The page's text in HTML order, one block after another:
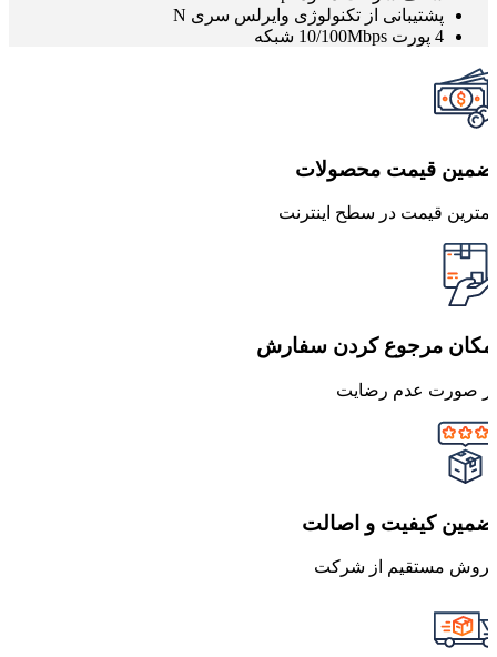
پشتیبانی از تکنولوژی وایرلس سری N
4 پورت 10/100Mbps شبکه
قیمت محصولات
قیمت در سطح اینترنت
مرجوع کردن سفارش
صورت عدم رضایت
کیفیت و اصالت
مستقیم از شرکت